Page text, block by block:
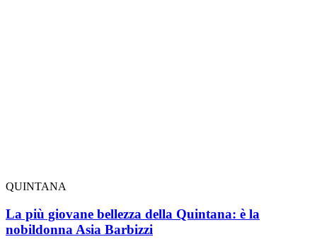
QUINTANA
La più giovane bellezza della Quintana: è la
nobildonna Asia Barbizzi